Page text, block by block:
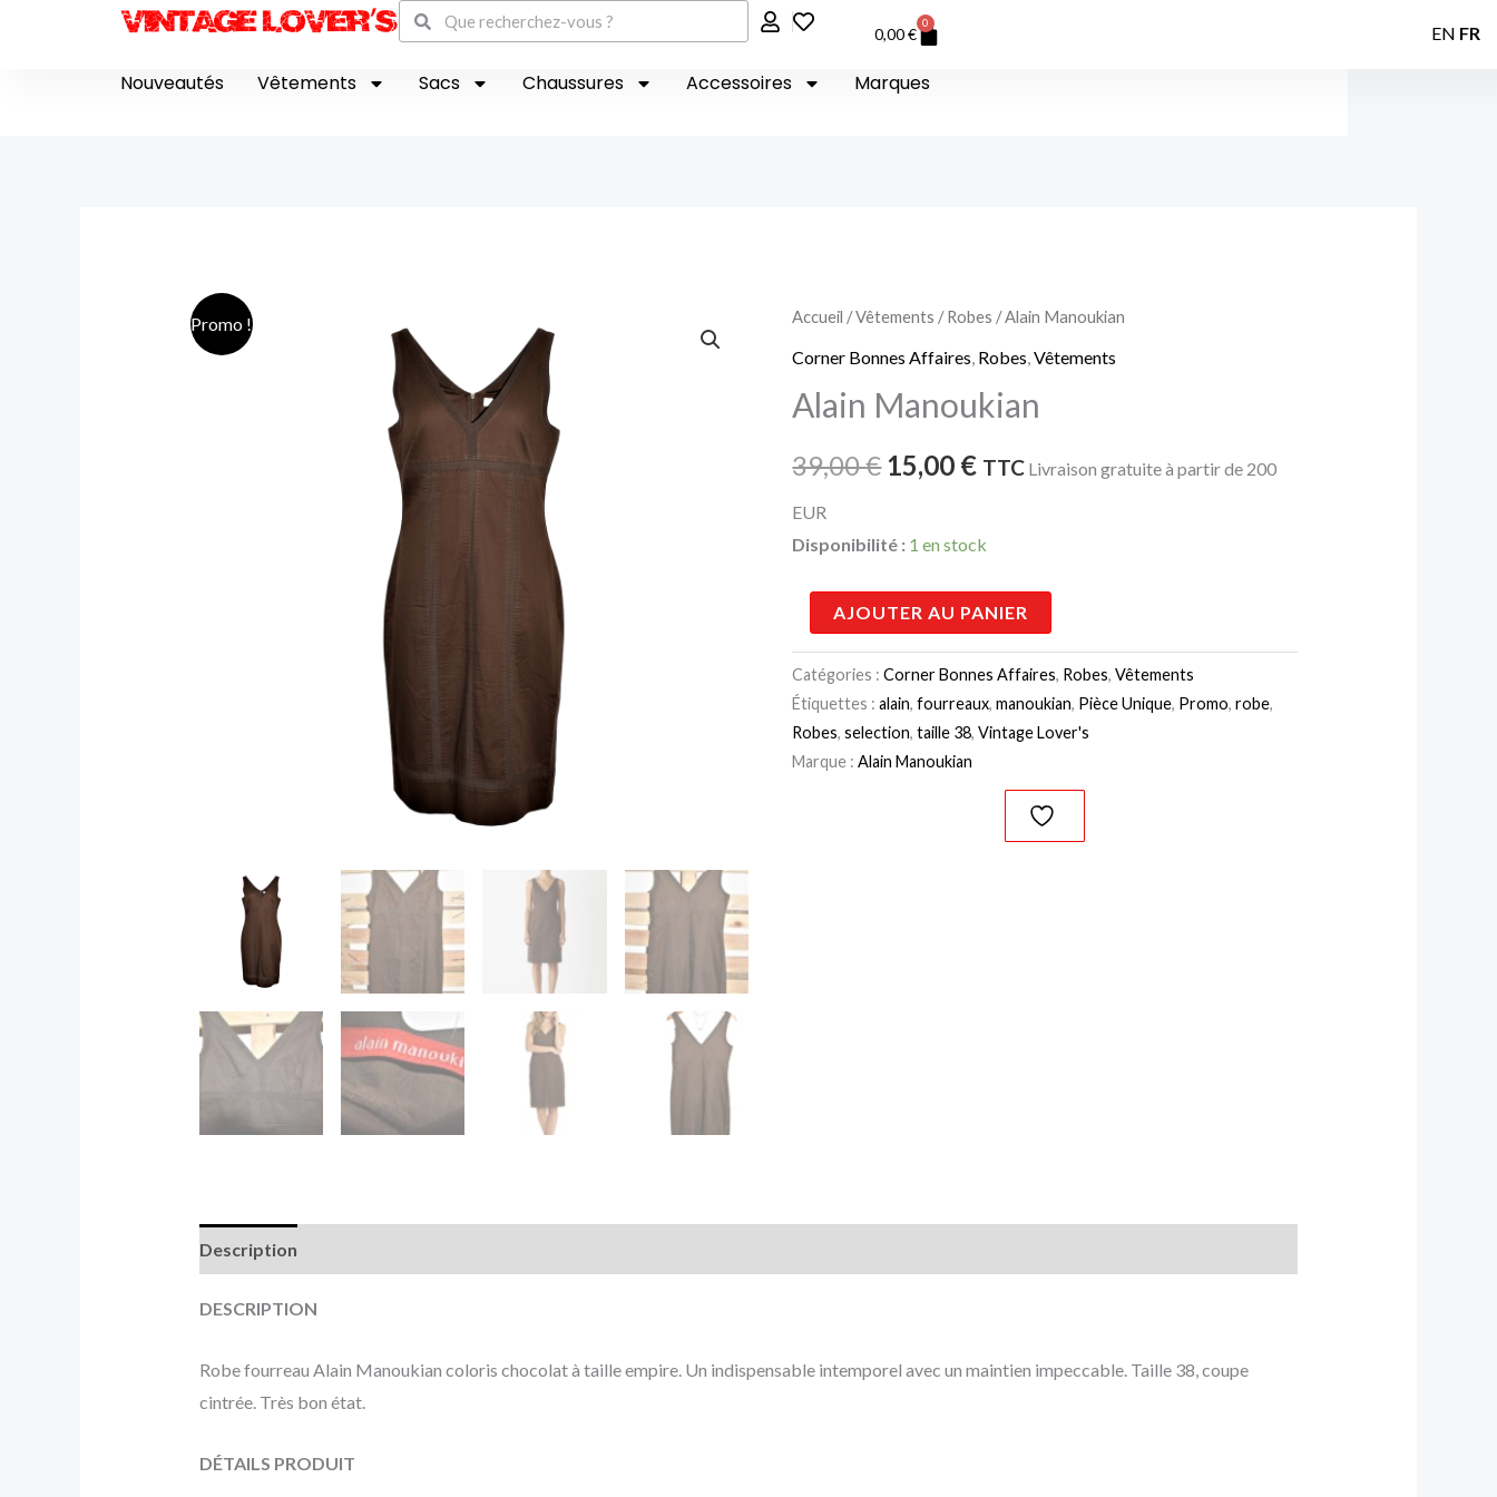
Rechercher
Rechercher
0,00€
0
Panier
Nouveautés Vêtements Sacs Chaussures Accessoires Marques
Promo ! Accueil /Vêtements /Robes / Alain Manoukian
Corner Bonnes Affaires, Robes,Vêtements
Alain Manoukian
39,00€
Le
prix
initial
était :
15,00 €
Le
prix
actuel
est :
TTC Livraison gratuite à partir de 200
EUR
Disponibilité : 1 en stock
quantité
de
Manoukian
AJOUTER AU PANIER
Catégories :Corner Bonnes Affaires, Robes,Vêtements
Étiquettes :alain,fourreaux,manoukian, Pièce Unique, Promo,robe,
Robes,selection,taille 38,Vintage Lover's
Marque :Alain Manoukian
Description
DESCRIPTION
Robe fourreau Alain Manoukian coloris chocolat à taille empire. Un indispensable intemporel avec un maintien impeccable. Taille 38, coupe
cintrée. Très bon état.
DÉTAILS PRODUIT
EN FR